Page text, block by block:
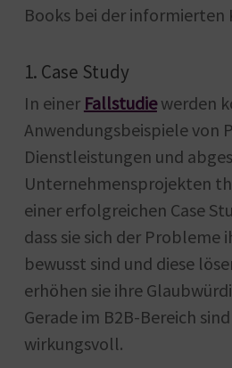
Books bei der informierten
1. Case Study
In einer Fallstudiewerden
Anwendungsbeispiele von
Dienstleistungen und
Unternehmensprojekten
einer erfolgreichen Case
dass sie sich der Probleme
bewusst sind und diese
erhöhen sie ihre
Gerade im B2B-Bereich
wirkungsvoll.